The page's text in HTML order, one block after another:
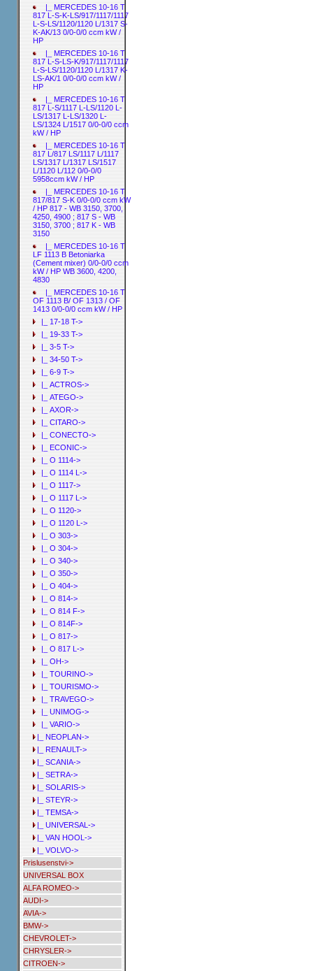
|_ MERCEDES 10-16 T
817 L-S-K-LS/917/1117/1117
L-S-LS/1120/1120 L/1317 S-
K-AK/13 0/0-0/0 ccm kW /
HP
|_ MERCEDES 10-16 T
817 L-S-LS-K/917/1117/1117
L-S-LS/1120/1120 L/1317 K-
LS-AK/1 0/0-0/0 ccm kW /
HP
|_ MERCEDES 10-16 T
817 L-S/1117 L-LS/1120 L-
LS/1317 L-LS/1320 L-
LS/1324 L/1517 0/0-0/0 ccm
kW / HP
|_ MERCEDES 10-16 T
817 L/817 LS/1117 L/1117
LS/1317 L/1317 LS/1517
L/1120 L/112 0/0-0/0
5958ccm kW / HP
|_ MERCEDES 10-16 T
817/817 S-K 0/0-0/0 ccm kW
/ HP 817 - WB 3150, 3700,
4250, 4900 ; 817 S - WB
3150, 3700 ; 817 K - WB
3150
|_ MERCEDES 10-16 T
LF 1113 B Betoniarka
(Cement mixer) 0/0-0/0 ccm
kW / HP WB 3600, 4200,
4830
|_ MERCEDES 10-16 T
OF 1113 B/ OF 1313 / OF
1413 0/0-0/0 ccm kW / HP
|_ 17-18 T->
|_ 19-33 T->
|_ 3-5 T->
|_ 34-50 T->
|_ 6-9 T->
|_ ACTROS->
|_ ATEGO->
|_ AXOR->
|_ CITARO->
|_ CONECTO->
|_ ECONIC->
|_ O 1114->
|_ O 1114 L->
|_ O 1117->
|_ O 1117 L->
|_ O 1120->
|_ O 1120 L->
|_ O 303->
|_ O 304->
|_ O 340->
|_ O 350->
|_ O 404->
|_ O 814->
|_ O 814 F->
|_ O 814F->
|_ O 817->
|_ O 817 L->
|_ OH->
|_ TOURINO->
|_ TOURISMO->
|_ TRAVEGO->
|_ UNIMOG->
|_ VARIO->
|_ NEOPLAN->
|_ RENAULT->
|_ SCANIA->
|_ SETRA->
|_ SOLARIS->
|_ STEYR->
|_ TEMSA->
|_ UNIVERSAL->
|_ VAN HOOL->
|_ VOLVO->
Prislusenstvi->
UNIVERSAL BOX
ALFA ROMEO->
AUDI->
AVIA->
BMW->
CHEVROLET->
CHRYSLER->
CITROEN->